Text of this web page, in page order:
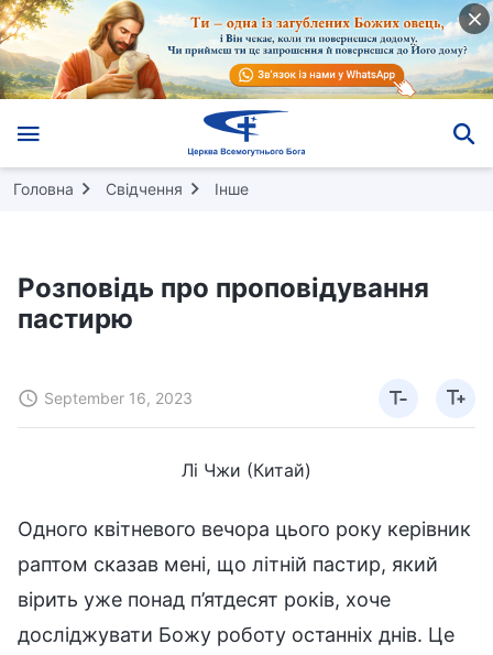
Головна Свідчення Інше
Розповідь про проповідування
пастирю
September 16, 2023
Лі Чжи (Китай)
Одного квітневого вечора цього року керівник
раптом сказав мені, що літній пастир, який
вірить уже понад п’ятдесят років, хоче
досліджувати Божу роботу останніх днів. Це